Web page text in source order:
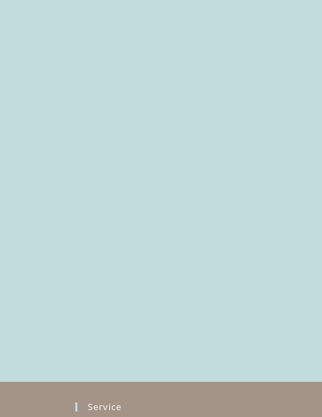
Service